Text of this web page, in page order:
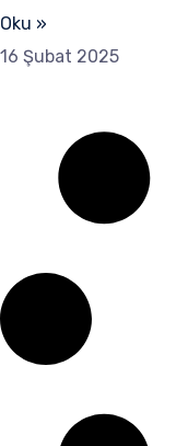
Oku »
16 Şubat 2025